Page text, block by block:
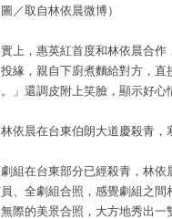
／取自林依晨微博）
上，惠英紅首度和林依晨合
緣，親自下廚煮麵給對方，
」還調皮附上笑臉，顯示好心
依晨在台東伯朗大道慶殺青，
組在台東部分已經殺青，林
、全劇組合照，感覺劇組之
際的美景合照，大方地秀出一